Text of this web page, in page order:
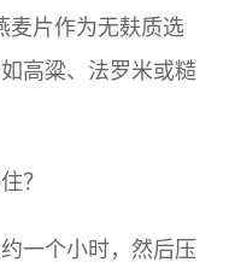
麦片作为无麸质选
高粱、法罗米或糙
？
一个小时，然后压